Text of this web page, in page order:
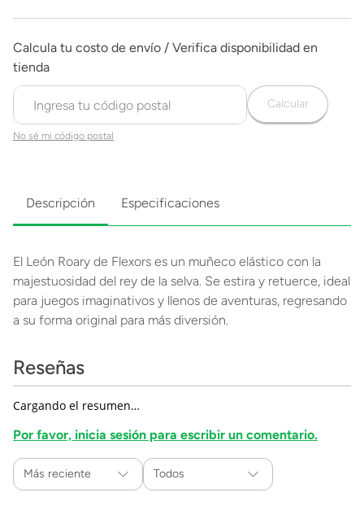
No sé mi código postal
Calcular
Descripción Especificaciones
El León Roary de Flexors es un muñeco elástico con la
majestuosidad del rey de la selva. Se estira y retuerce, ideal
para juegos imaginativos y llenos de aventuras, regresando
a su forma original para más diversión.
Reseñas
Cargando el resumen…
Por favor, inicia sesión para escribir un comentario.
Más reciente Todos